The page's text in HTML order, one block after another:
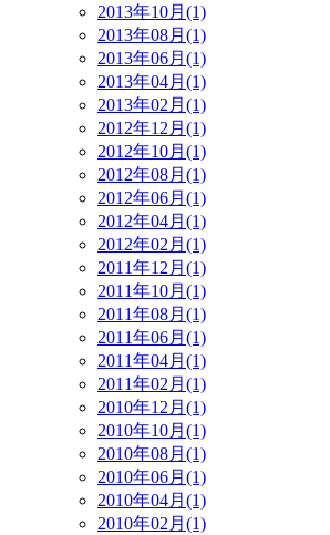
2013年10月(1)
2013年08月(1)
2013年06月(1)
2013年04月(1)
2013年02月(1)
2012年12月(1)
2012年10月(1)
2012年08月(1)
2012年06月(1)
2012年04月(1)
2012年02月(1)
2011年12月(1)
2011年10月(1)
2011年08月(1)
2011年06月(1)
2011年04月(1)
2011年02月(1)
2010年12月(1)
2010年10月(1)
2010年08月(1)
2010年06月(1)
2010年04月(1)
2010年02月(1)